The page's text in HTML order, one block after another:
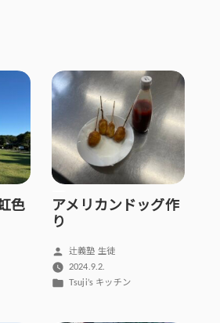
色
アメリカンドッグ作
り
投
稿
者:
辻義塾 生徒
2024.9.2.
カ
Tsuji’s キッチン